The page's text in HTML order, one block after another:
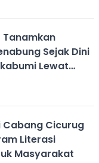
Tanamkan
Sejak Dini
Lewat
Cabang Cicurug
Literasi
Masyarakat